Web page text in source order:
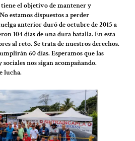
el objetivo de mantener y
estamos dispuestos a perder
anterior duró de octubre de 2015 a
104 días de una dura batalla. En esta
al reto. Se trata de nuestros derechos.
60 días. Esperamos que las
nos sigan acompañando.
lucha.